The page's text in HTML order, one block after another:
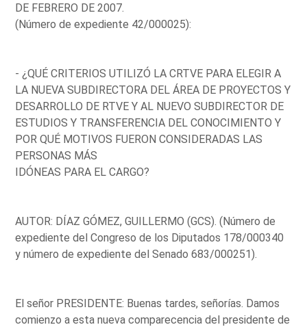
DE FEBRERO DE 2007.
(Número de expediente 42/000025):
- ¿QUÉ CRITERIOS UTILIZÓ LA CRTVE PARA ELEGIR A
LA NUEVA SUBDIRECTORA DEL ÁREA DE PROYECTOS Y
DESARROLLO DE RTVE Y AL NUEVO SUBDIRECTOR DE
ESTUDIOS Y TRANSFERENCIA DEL CONOCIMIENTO Y
POR QUÉ MOTIVOS FUERON CONSIDERADAS LAS
PERSONAS MÁS
IDÓNEAS PARA EL CARGO?
AUTOR: DÍAZ GÓMEZ, GUILLERMO (GCS). (Número de
expediente del Congreso de los Diputados 178/000340
y número de expediente del Senado 683/000251).
El señor PRESIDENTE: Buenas tardes, señorías. Damos
comienzo a esta nueva comparecencia del presidente de